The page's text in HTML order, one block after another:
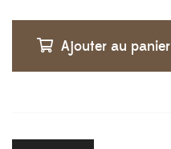
Ajouter au panier